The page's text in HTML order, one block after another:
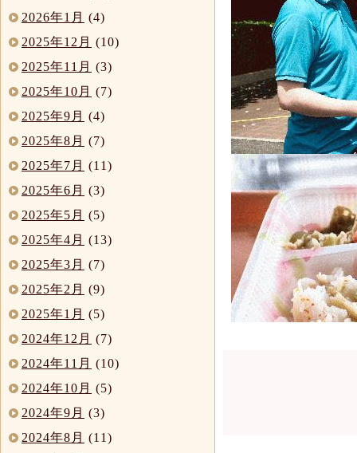
2026年1月 (4)
2025年12月 (10)
2025年11月 (3)
2025年10月 (7)
2025年9月 (4)
2025年8月 (7)
2025年7月 (11)
2025年6月 (3)
2025年5月 (5)
2025年4月 (13)
2025年3月 (7)
2025年2月 (9)
2025年1月 (5)
2024年12月 (7)
2024年11月 (10)
2024年10月 (5)
2024年9月 (3)
2024年8月 (11)